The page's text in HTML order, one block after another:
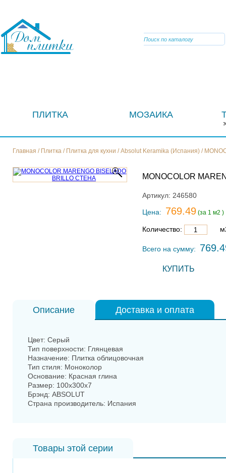
ПЛИТКА МОЗАИКА
Главная / Плитка / Плитка для кухни /Absolut Keramika (Испания) /
MONOCOLOR
Артикул: 246580
Цена: 769.49 (за 1 м2 )
Количество:
Всего на сумму:
КУПИТЬ
Описание Доставка и оплата
Цвет: Серый
Тип поверхности: Глянцевая
Назначение: Плитка облицовочная
Тип стиля: Моноколор
Основание: Красная глина
Размер: 100x300x7
Брэнд: ABSOLUT
Страна производитель: Испания
Товары этой серии